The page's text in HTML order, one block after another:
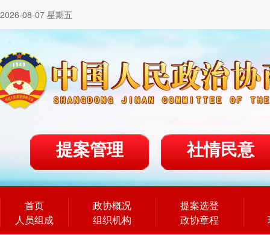
2026-08-07 星期五
提案管理 社情民意
首页
人员组成
政协概况
组织机构
提案选登
政协章程